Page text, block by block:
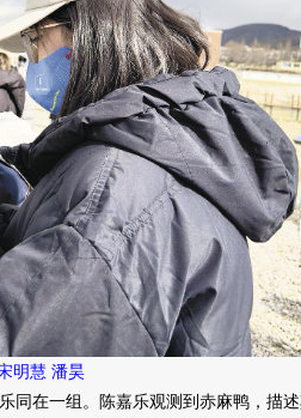
明慧 潘昊
在一组。陈嘉乐观测到赤麻鸭，描述